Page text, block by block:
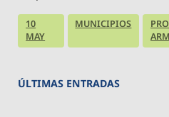
10
MAY
MUNICIPIOS
ÚLTIMAS ENTRADAS